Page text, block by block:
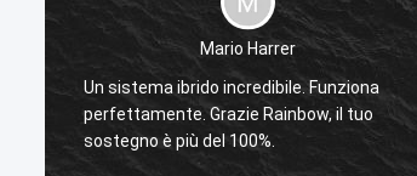
Mario Harrer
Un sistema ibrido incredibile. Funziona
perfettamente. Grazie Rainbow, il tuo
sostegno è più del 100%.